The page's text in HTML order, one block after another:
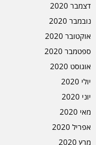
דצמבר 2020
נובמבר 2020
אוקטובר 2020
ספטמבר 2020
אוגוסט 2020
יולי 2020
יוני 2020
מאי 2020
אפריל 2020
מרץ 2020